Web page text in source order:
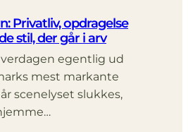
Privatliv, opdragelse
stil, der går i arv
egentlig ud
mest markante
scenelyset slukkes,